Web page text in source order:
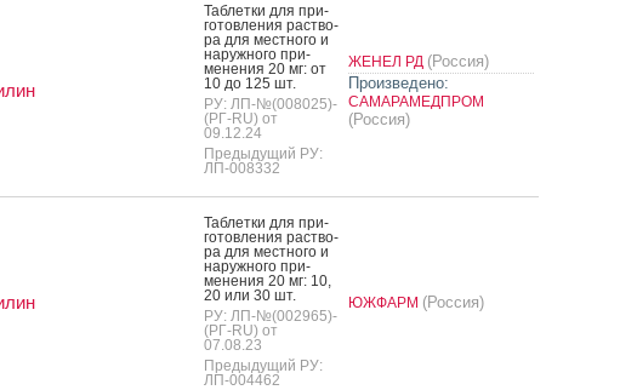
Таб­летки для при­
готов­ле­ния рас­тво­
ра для мес­тно­го и
на­руж­но­го при­
мене­ния 20 мг: от
10 до 125 шт.
РУ: ЛП-№(008025)-
(РГ-RU) от
09.12.24
Предыдущий РУ:
ЛП-008332
ЖЕНЕЛ РД (Россия)
Произведено:
САМАРАМЕДПРОМ
(Россия)
Таб­летки для при­
готов­ле­ния рас­тво­
ра для мес­тно­го и
на­руж­но­го при­
мене­ния 20 мг: 10,
20 или 30 шт.
РУ: ЛП-№(002965)-
(РГ-RU) от
07.08.23
Предыдущий РУ:
ЛП-004462
ЮЖФАРМ (Россия)